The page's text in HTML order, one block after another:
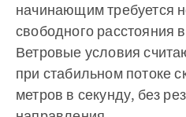
начинающим требуется
свободного расстояния
Ветровые условия
при стабильном потоке
метров в секунду, без